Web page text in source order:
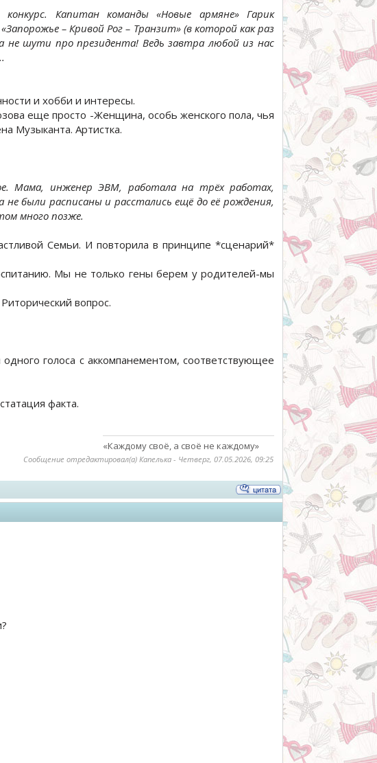
Капитан команды «Новые армяне» Гарик
– Кривой Рог – Транзит» (в которой как раз
не шути про президента! Ведь завтра любой из нас
и хобби и интересы.
еще просто -Женщина, особь женского пола, чья
Музыканта. Артистка.
Мама, инженер ЭВМ, работала на трёх работах,
были расписаны и расстались ещё до её рождения,
много позже.
Семьи. И повторила в принципе *сценарий*
Мы не только гены берем у родителей-мы
вопрос.
голоса с аккомпанементом, соответствующее
факта.
«Каждому своё, а своё не каждому»
Сообщение отредактировал(а) Капелька - Четверг, 07.05.2026, 09:25